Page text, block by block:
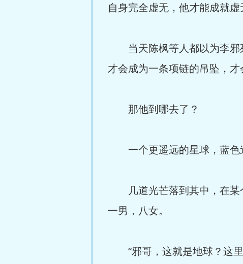
自身完全虚无，他才能成就虚
当天陈枫等人都以为李邪
才会成为一条项链的吊坠，才
那他到哪去了？
一个更遥远的星球，蓝色
几道光芒落到其中，在某
一男，八女。
“邪哥，这就是地球？这里